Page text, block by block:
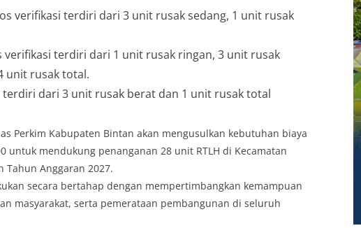
verifikasi terdiri dari 3 unit rusak sedang, 1 unit rusak
verifikasi terdiri dari 1 unit rusak ringan, 3 unit rusak
unit rusak total.
terdiri dari 3 unit rusak berat dan 1 unit rusak total
Perkim Kabupaten Bintan akan mengusulkan kebutuhan biaya
untuk mendukung penanganan 28 unit RTLH di Kecamatan
Tahun Anggaran 2027.
secara bertahap dengan mempertimbangkan kemampuan
masyarakat, serta pemerataan pembangunan di seluruh